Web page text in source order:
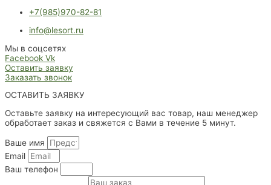
+7(985)970-82-81
info@lesort.ru
Мы в соцсетях
Facebook Vk
Оставить заявку
Заказать звонок
ОСТАВИТЬ ЗАЯВКУ
Оставьте заявку на интересующий вас товар, наш менеджер
обработает заказ и свяжется с Вами в течение 5 минут.
Ваше имя
Email
Ваш телефон